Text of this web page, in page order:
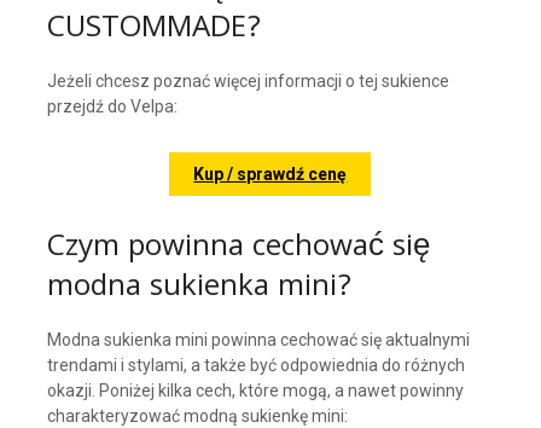
CUSTOMMADE?
Jeżeli chcesz poznać więcej informacji o tej sukience
przejdź do Velpa:
Kup / sprawdź cenę
Czym powinna cechować się
modna sukienka mini?
Modna sukienka mini powinna cechować się aktualnymi
trendami i stylami, a także być odpowiednia do różnych
okazji. Poniżej kilka cech, które mogą, a nawet powinny
charakteryzować modną sukienkę mini: